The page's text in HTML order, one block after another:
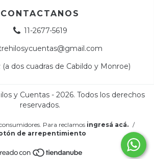
CONTACTANOS
11-2677-5619
(a dos cuadras de Cabildo y Monroe)
y Cuentas - 2026. Todos los derechos
reservados.
Para reclamos ingresá acá. /
de arrepentimiento